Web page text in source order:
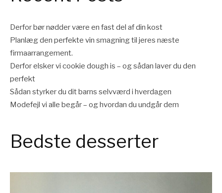
Derfor bør nødder være en fast del af din kost
Planlæg den perfekte vin smagning til jeres næste
firmaarrangement.
Derfor elsker vi cookie dough is – og sådan laver du den
perfekt
Sådan styrker du dit barns selvværd i hverdagen
Modefejl vi alle begår – og hvordan du undgår dem
Bedste desserter